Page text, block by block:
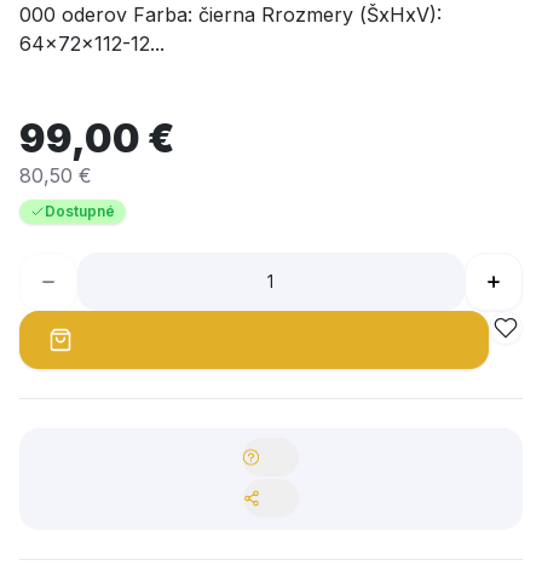
000 oderov Farba: čierna Rrozmery (ŠxHxV):
64x72x112-12...
99,00 €
80,50 €
Dostupné